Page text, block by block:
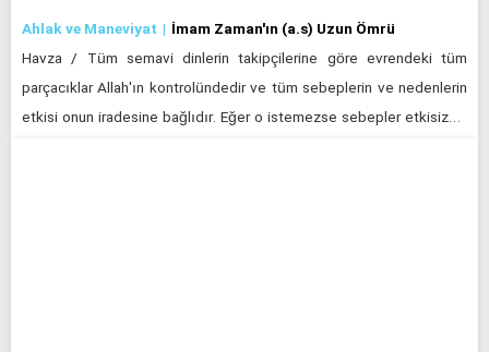
Ahlak ve Maneviyat İmam Zaman'ın (a.s) Uzun Ömrü
Havza / Tüm semavi dinlerin takipçilerine göre evrendeki tüm
parçacıklar Allah'ın kontrolündedir ve tüm sebeplerin ve nedenlerin
etkisi onun iradesine bağlıdır. Eğer o istemezse sebepler etkisiz…